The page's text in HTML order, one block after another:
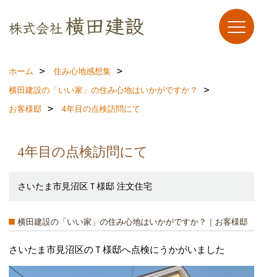
ホーム
住み心地感想集
横田建設の「いい家」の住み心地はいかがですか？
お客様邸
4年目の点検訪問にて
4年目の点検訪問にて
さいたま市見沼区Ｔ様邸 注文住宅
横田建設の「いい家」の住み心地はいかがですか？｜お客様邸
さいたま市見沼区のＴ様邸へ点検にうかがいました